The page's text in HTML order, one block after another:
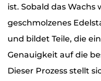
ist. Sobald das
geschmolzenes
und bildet Teile, die
Genauigkeit auf die
Dieser Prozess stellt